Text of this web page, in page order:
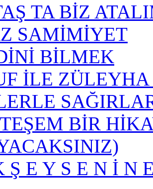
TA BİZ
SAMİMİYET
BİLMEK
İLE
BİR
Ş E Y S E N İ N